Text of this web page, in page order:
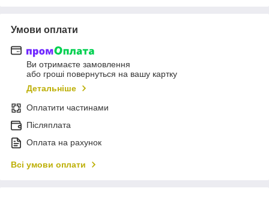
Умови оплати
Ви отримаєте замовлення
або гроші повернуться на вашу картку
Детальніше
Оплатити частинами
Післяплата
Оплата на рахунок
Всі умови оплати